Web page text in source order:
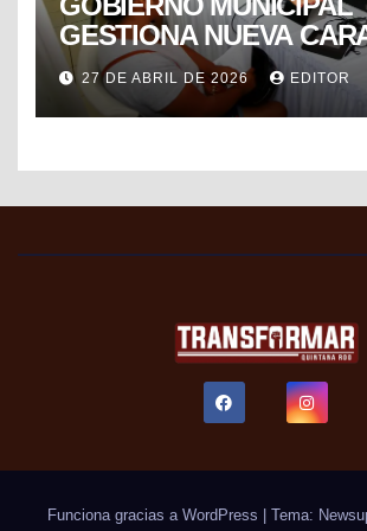
GESTIONA NUEVA
DE FORMALIZACIÓN Y
PROGRESO DEL SAT
FACILITAR TRÁMITES
27 DE ABRIL DE 2026 EDITOR
Funciona gracias a WordPress | Tema: